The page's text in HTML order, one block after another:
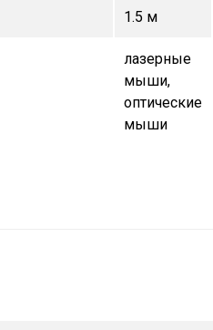
1.5 м
лазерные
мыши,
оптические
мыши